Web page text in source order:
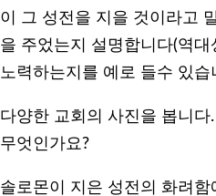
이 그 성전을 지을 것이라고
을 주었는지 설명합니다(역
노력하는지를 예로 들수 있습
다양한 교회의 사진을 봅니
무엇인가요?
솔로몬이 지은 성전의 화려